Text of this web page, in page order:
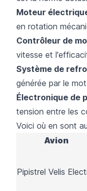
Moteur
en rotation
Contrôleur de
vitesse et
Système de
générée par le
Électronique de
tension entre les
Voici où en sont
Avion
Pipistrel Velis